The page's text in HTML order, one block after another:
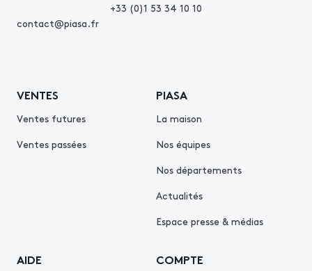
+33 (0)1 53 34 10 10
contact@piasa.fr
VENTES
Ventes futures
Ventes passées
PIASA
La maison
Nos équipes
Nos départements
Actualités
Espace presse & médias
AIDE COMPTE